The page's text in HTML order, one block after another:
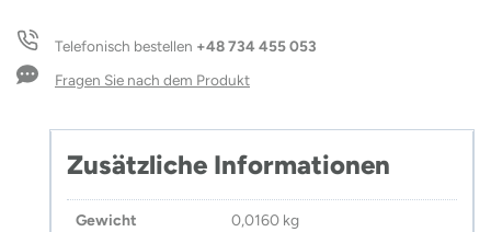
Telefonisch bestellen +48 734 455 053
Fragen Sie nach dem Produkt
Zusätzliche Informationen
Gewicht 0,0160 kg